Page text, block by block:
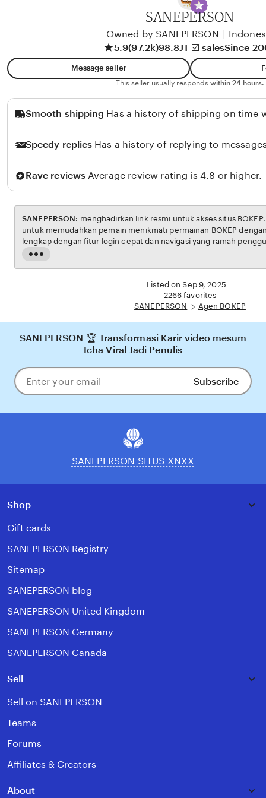
l
o
SANEPERSON
Owned by SANEPERSON
5.9(97.2k)98.8JT ☑️ salesSince
Message seller
This seller usually responds within 24 hours.
Smooth shipping Has a history of shipping on time
Speedy replies Has a history of replying to
Rave reviews Average review rating is 4.8 or higher.
Read
the
SANEPERSON:
untuk memudahkan pemain menikmati permainan BOKEP dengan aman dan transparan,
lengkap dengan fitur login cepat dan navigasi yang ramah pengguna. Setiap transaksi
dijamin aman, sementara update hasil dan informasi permainan selalu tersedia secara real-
Listed on Sep 9, 2025
2266 favorites
SANEPERSON
Agen BOKEP
SANEPERSON 🏆 Transformasi Karir video mesum
Icha Viral Jadi Penulis
Enter
your
Subscribe
SANEPERSON SITUS XNXX
Shop
Gift cards
SANEPERSON Registry
Sitemap
SANEPERSON blog
SANEPERSON United Kingdom
SANEPERSON Germany
SANEPERSON Canada
Sell
Sell on SANEPERSON
Teams
Forums
Affiliates & Creators
About